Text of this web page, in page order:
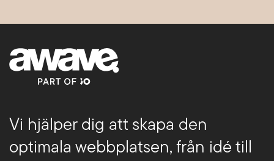
Vi hjälper dig att skapa den
optimala webbplatsen, från idé till